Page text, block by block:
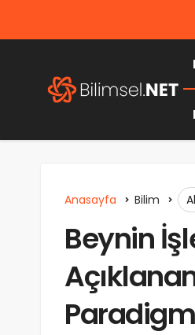
Anasayfa Bilim
Beynin